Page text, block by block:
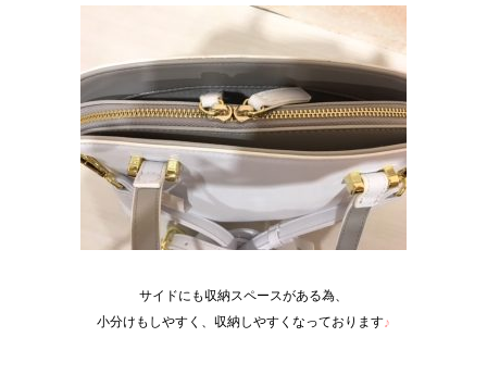
サイドにも収納スペースがある為、
小分けもしやすく、収納しやすくなっております♪